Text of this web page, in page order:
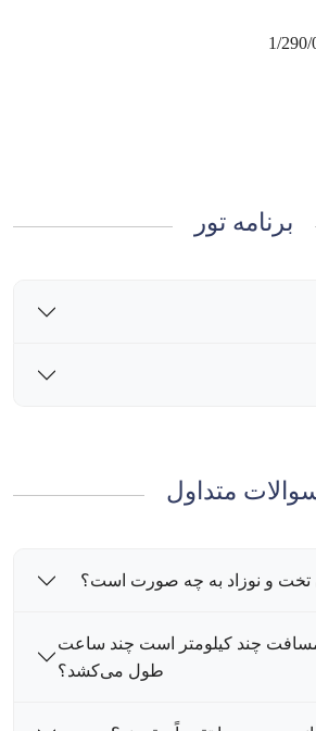
برنامه تور
متداول
تخت و نوزاد به چه صورت است؟
مسافت چند کیلومتر است چند ساعت
طول می‌کشد؟